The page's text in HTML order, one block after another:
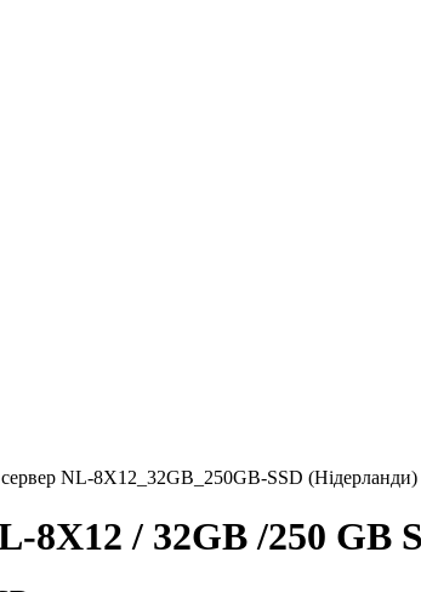
NL-8X12_32GB_250GB-SSD (Нідерланди)
8X12 / 32GB /250 GB